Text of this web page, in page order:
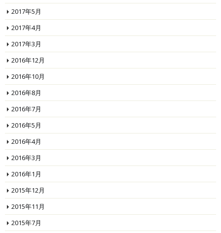
2017年5月
2017年4月
2017年3月
2016年12月
2016年10月
2016年8月
2016年7月
2016年5月
2016年4月
2016年3月
2016年1月
2015年12月
2015年11月
2015年7月